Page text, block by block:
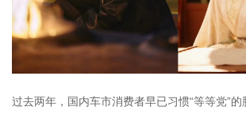
过去两年，国内车市消费者早已习惯“等等党”